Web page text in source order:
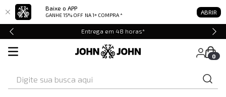
Baixe o APP
GANHE 15% OFF NA 1ª COMPRA * ABRIR
Entrega em 48 horas*
0